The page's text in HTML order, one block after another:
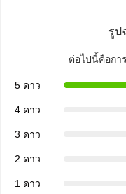
รูป
ต่อไปนี้คือกา
5 ดาว
4 ดาว
3 ดาว
2 ดาว
1 ดาว